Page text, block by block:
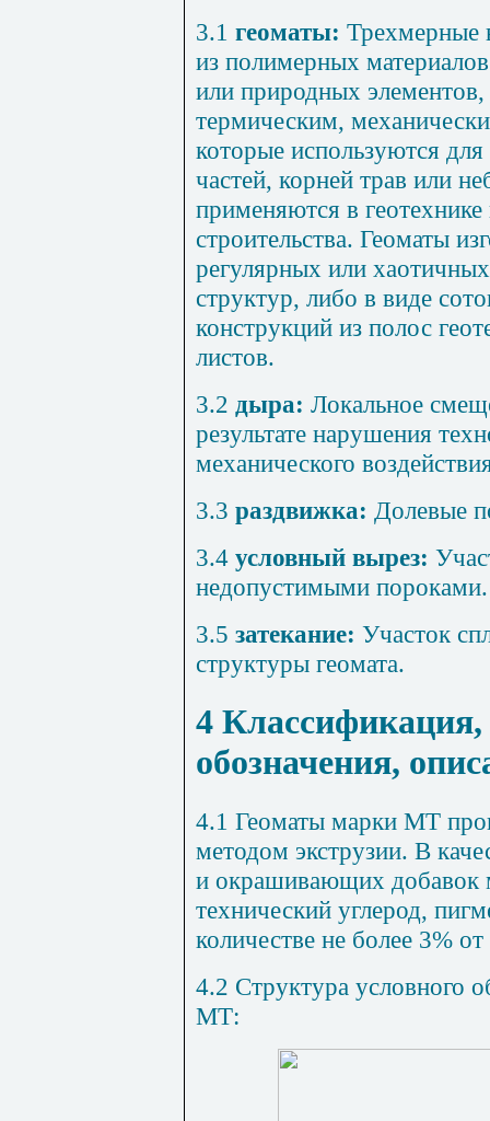
3.1 геоматы: Трехмерные
из полимерных
или природных
термическим,
которые используются
частей, корней трав или
применяются в
строительства. Геоматы
регулярных или
структур, либо в виде
конструкций из полос
листов.
3.2 дыра: Локальное
результате нарушения
механического
3.3 раздвижка: Долевые
3.4 условный вырез:
недопустимыми пороками.
3.5 затекание: Участок
структуры геомата.
4
обозначения,
4.1 Геоматы марки МТ
методом экструзии. В
и окрашивающих добавок
технический углерод,
количестве не более 3%
4.2 Структура условного
МТ: